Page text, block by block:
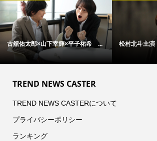
古舘佑太郎×山下幸輝×平子祐希 ... 松村北斗主
TREND NEWS CASTER
TREND NEWS CASTERについて
プライバシーポリシー
ランキング